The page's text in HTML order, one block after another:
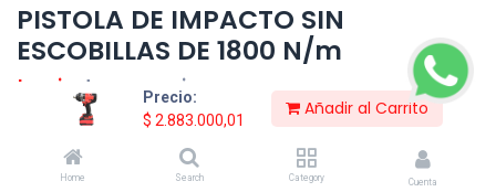
Precio:
$ 2.883.000,01
Añadir al Carrito
Home Search Category Cuenta
PISTOLA DE IMPACTO SIN
ESCOBILLAS DE 1800 N/m
Loginto see price
Consultar Precio